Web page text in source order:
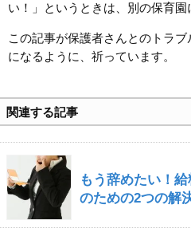
い！」というときは、別の保育園
この記事が保護者さんとのトラ
になるように、祈っています。
関連する記事
もう辞めたい！
のための2つの解